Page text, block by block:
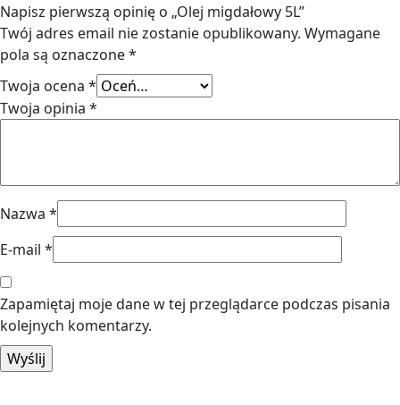
Napisz pierwszą opinię o „Olej migdałowy 5L”
Twój adres email nie zostanie opublikowany. Wymagane
pola są oznaczone*
Twoja ocena *
Twoja opinia *
Nazwa *
E-mail *
Zapamiętaj moje dane w tej przeglądarce podczas pisania
kolejnych komentarzy.